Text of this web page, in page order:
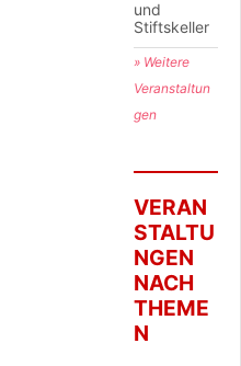
und
Stiftskeller
» Weitere
Veranstaltun
gen
VERAN
STALTU
NGEN
NACH
THEME
N